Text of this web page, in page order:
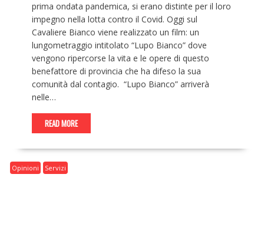
prima ondata pandemica, si erano distinte per il loro
impegno nella lotta contro il Covid. Oggi sul
Cavaliere Bianco viene realizzato un film: un
lungometraggio intitolato “Lupo Bianco” dove
vengono ripercorse la vita e le opere di questo
benefattore di provincia che ha difeso la sua
comunità dal contagio. “Lupo Bianco” arriverà
nelle…
READ MORE
Opinioni Servizi